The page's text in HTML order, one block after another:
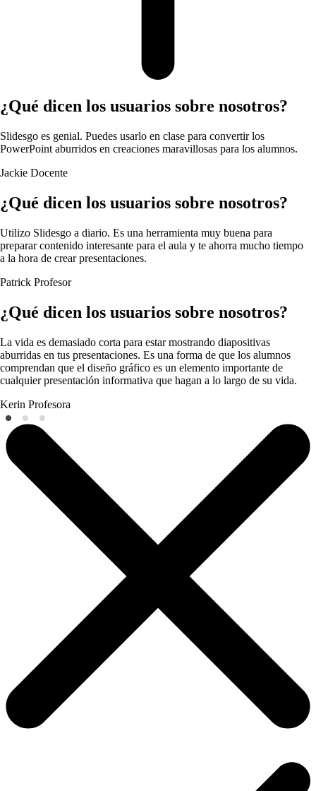
¿Qué dicen los usuarios sobre nosotros?
Slidesgo es genial. Puedes usarlo en clase para convertir los
PowerPoint aburridos en creaciones maravillosas para los alumnos.
Jackie Docente
¿Qué dicen los usuarios sobre nosotros?
Utilizo Slidesgo a diario. Es una herramienta muy buena para
preparar contenido interesante para el aula y te ahorra mucho tiempo
a la hora de crear presentaciones.
Patrick Profesor
¿Qué dicen los usuarios sobre nosotros?
La vida es demasiado corta para estar mostrando diapositivas
aburridas en tus presentaciones. Es una forma de que los alumnos
comprendan que el diseño gráfico es un elemento importante de
cualquier presentación informativa que hagan a lo largo de su vida.
Kerin Profesora